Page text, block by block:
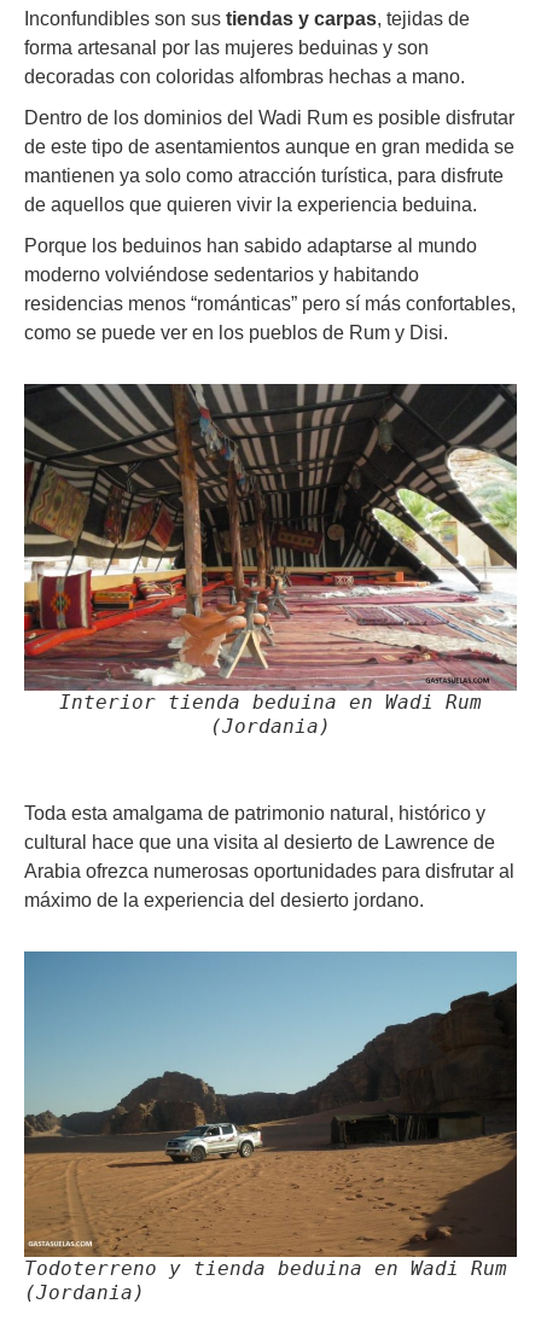
Inconfundibles son sus tiendas y carpas, tejidas de
forma artesanal por las mujeres beduinas y son
decoradas con coloridas alfombras hechas a mano.
Dentro de los dominios del Wadi Rum es posible disfrutar
de este tipo de asentamientos aunque en gran medida se
mantienen ya solo como atracción turística, para disfrute
de aquellos que quieren vivir la experiencia beduina.
Porque los beduinos han sabido adaptarse al mundo
moderno volviéndose sedentarios y habitando
residencias menos “románticas” pero sí más confortables,
como se puede ver en los pueblos de Rum y Disi.
Interior tienda beduina en Wadi Rum
(Jordania)
Toda esta amalgama de patrimonio natural, histórico y
cultural hace que una visita al desierto de Lawrence de
Arabia ofrezca numerosas oportunidades para disfrutar al
máximo de la experiencia del desierto jordano.
Todoterreno y tienda beduina en Wadi Rum
(Jordania)